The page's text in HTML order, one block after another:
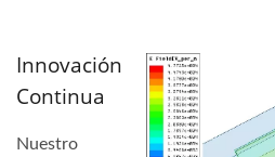
Innovación
Continua
Nuestro